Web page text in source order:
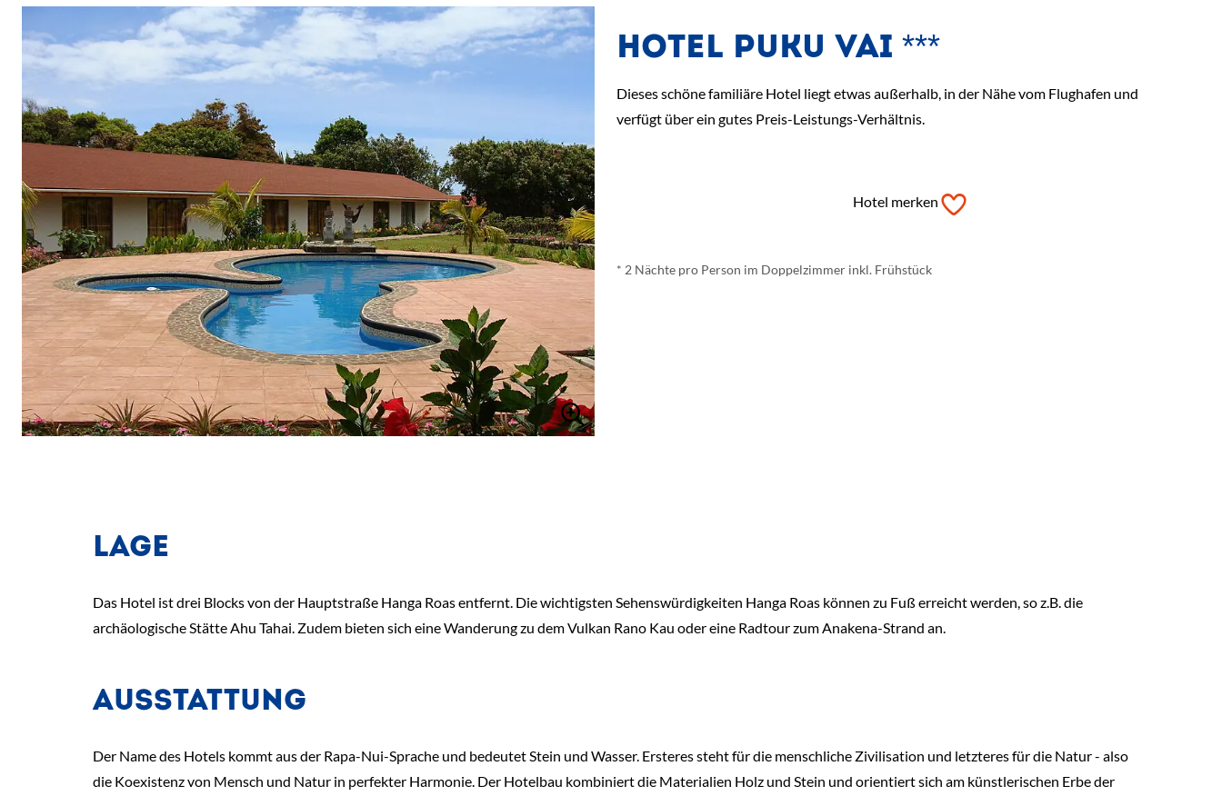
HOTEL PUKU VAI ***
Dieses schöne familiäre Hotel liegt etwas außerhalb, in der Nähe vom Flughafen und
verfügt über ein gutes Preis-Leistungs-Verhältnis.
Hotel merken
* 2 Nächte pro Person im Doppelzimmer inkl. Frühstück
LAGE
Das Hotel ist drei Blocks von der Hauptstraße Hanga Roas entfernt. Die wichtigsten Sehenswürdigkeiten Hanga Roas können zu Fuß erreicht werden, so z.B. die
archäologische Stätte Ahu Tahai. Zudem bieten sich eine Wanderung zu dem Vulkan Rano Kau oder eine Radtour zum Anakena-Strand an.
AUSSTATTUNG
Der Name des Hotels kommt aus der Rapa-Nui-Sprache und bedeutet Stein und Wasser. Ersteres steht für die menschliche Zivilisation und letzteres für die Natur - also
die Koexistenz von Mensch und Natur in perfekter Harmonie. Der Hotelbau kombiniert die Materialien Holz und Stein und orientiert sich am künstlerischen Erbe der